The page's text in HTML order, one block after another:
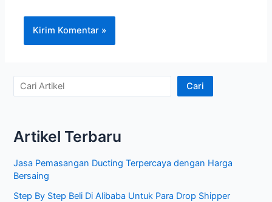
i
r
Cari
Artikel Terbaru
Jasa Pemasangan Ducting Terpercaya dengan Harga
Bersaing
Step By Step Beli Di Alibaba Untuk Para Drop Shipper